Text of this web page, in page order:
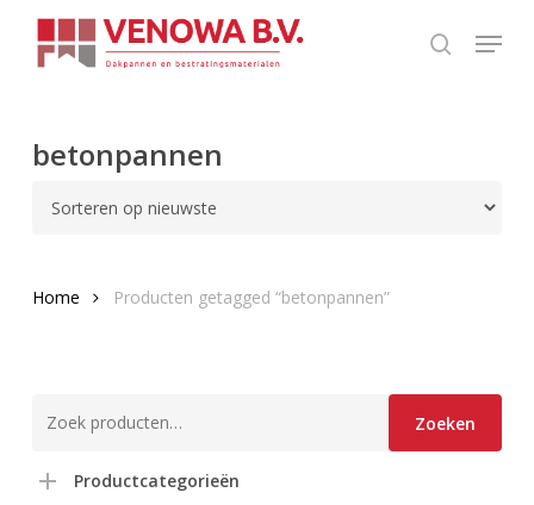
search
Menu
betonpannen
Home Producten getagged “betonpannen”
Zoeken
Productcategorieën